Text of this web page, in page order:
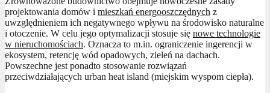
projektowania domów i mieszkań energooszczędnych z
uwzględnieniem ich negatywnego wpływu na środowisko naturalne
i otoczenie. W celu jego optymalizacji stosuje się nowe technologie
w nieruchomościach. Oznacza to m.in. ograniczenie ingerencji w
ekosystem, retencję wód opadowych, zieleń na dachach.
Powszechne jest ponadto stosowanie rozwiązań
przeciwdziałających urban heat island (miejskim wyspom ciepła).